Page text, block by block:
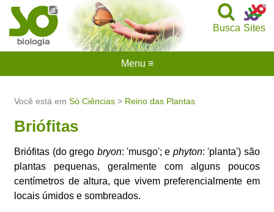
Sites
Busca
Você está emSó Ciências > Reino das Plantas
Briófitas
Briófitas (do grego bryon: 'musgo'; e phyton: 'planta') são
plantas pequenas, geralmente com alguns poucos
centímetros de altura, que vivem preferencialmente em
locais úmidos e sombreados.